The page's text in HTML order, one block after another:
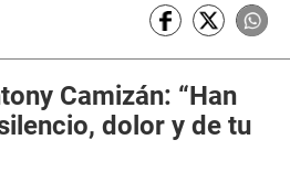
Camizán: “Han
dolor y de tu